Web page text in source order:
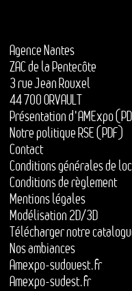
Agence Nantes
ZAC de la Pentecôte
3 rue Jean Rouxel
44 700 ORVAULT
Présentation d'AMExpo
Notre politique RSE (PDF)
Contact
Conditions générales de
Conditions de règlement
Mentions légales
Modélisation 2D/3D
Télécharger notre
Nos ambiances
Amexpo-sudouest.fr
Amexpo-sudest.fr